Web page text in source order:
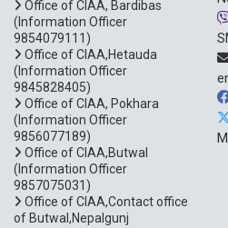
Office of CIAA, Bardibas
(Information Officer
9854079111)
Office of CIAA,Hetauda
(Information Officer
9845828405)
Office of CIAA, Pokhara
(Information Officer
9856077189)
Office of CIAA,Butwal
(Information Officer
9857075031)
Office of CIAA,Contact office
of Butwal,Nepalgunj